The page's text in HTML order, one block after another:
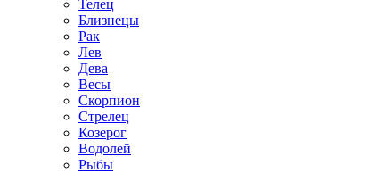
Телец
Близнецы
Рак
Лев
Дева
Весы
Скорпион
Стрелец
Козерог
Водолей
Рыбы